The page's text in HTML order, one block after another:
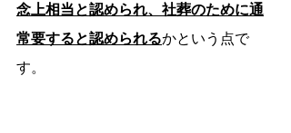
念上相当と認められ、社葬のために通
常要すると認められるかという点で
す。